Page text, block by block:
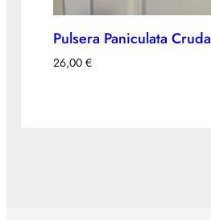
Pulsera Paniculata Cruda
26,00 €